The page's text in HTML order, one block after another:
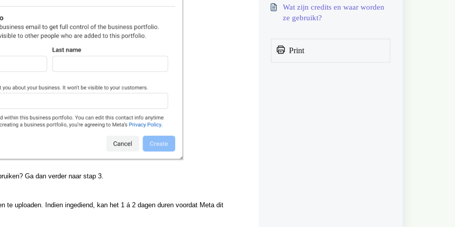
Ga dan verder naar stap 3.
te uploaden. Indien ingediend, kan het 1 á 2 dagen duren voordat Meta dit
Wat zijn credits en waar worden
ze gebruikt?
Print